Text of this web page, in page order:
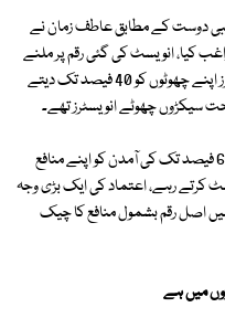
دوست کے مطابق عاطف زمان نے
کیا، انویسٹ کی گئی رقم پر ملنے
والے 15 فیصد کی پرکشش رقم کو مرکزی انویسٹرز اپنے چھوٹوں کو 40 فیصد تک دیتے
ذرائع کے مطابق مرکزی انویسٹرز بیٹھے بٹھائے 60 فیصد تک کی آمدن کو اپنے منافع
رہے، اعتماد کی ایک بڑی وجہ
عاطف زمان ہر سرمایہ کاری کے 5 روز میں اصل رقم بشمول منافع کا چیک